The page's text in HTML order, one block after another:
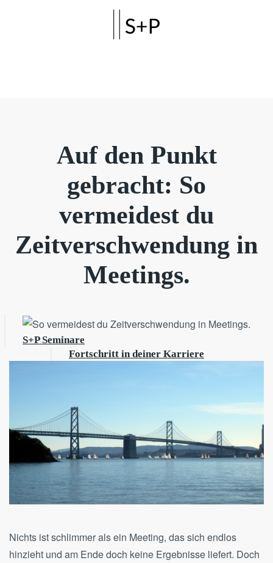
Auf den Punkt
gebracht: So
vermeidest du
Zeitverschwendung in
Meetings.
S+P Seminare
Fortschritt in deiner Karriere
Nichts ist schlimmer als ein Meeting, das sich endlos
hinzieht und am Ende doch keine Ergebnisse liefert. Doch